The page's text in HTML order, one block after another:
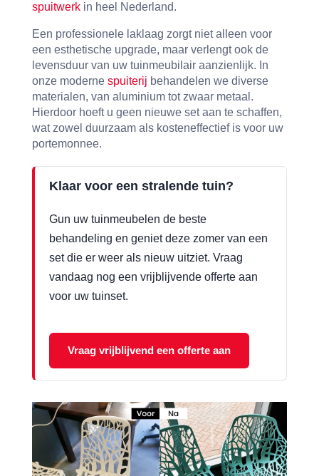
spuitwerkin heel Nederland.
Een professionele laklaag zorgt niet alleen voor
een esthetische upgrade, maar verlengt ook de
levensduur van uw tuinmeubilair aanzienlijk. In
onze moderne spuiterij behandelen we diverse
materialen, van aluminium tot zwaar metaal.
Hierdoor hoeft u geen nieuwe set aan te schaffen,
wat zowel duurzaam als kosteneffectief is voor uw
portemonnee.
Klaar voor een stralende tuin?
Gun uw tuinmeubelen de beste
behandeling en geniet deze zomer van een
set die er weer als nieuw uitziet. Vraag
vandaag nog een vrijblijvende offerte aan
voor uw tuinset.
Vraag vrijblijvend een offerte aan